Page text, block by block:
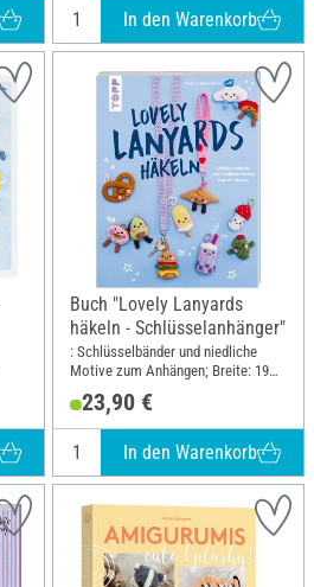
In den Warenkorb
Buch "Lovely Lanyards
häkeln - Schlüsselanhänger"
: Schlüsselbänder und niedliche
Motive zum Anhängen; Breite: 19
23,90 €
In den Warenkorb